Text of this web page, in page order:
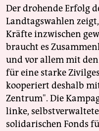
Der drohende Erfolg
Landtagswahlen
Kräfte inzwischen
braucht es
und vor allem mit
für eine starke
kooperiert deshalb
Zentrum". Die
linke,
solidarischen Fonds